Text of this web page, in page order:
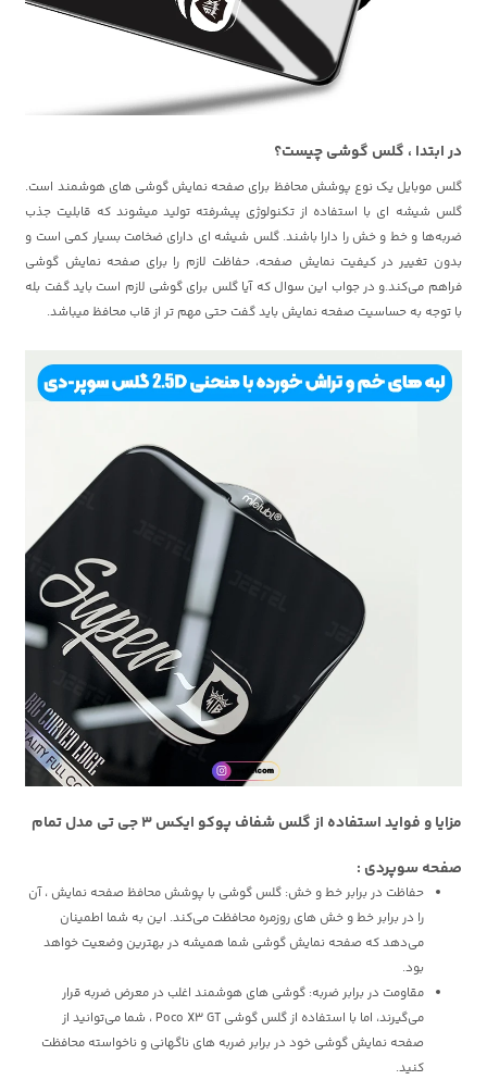
در ابتدا ، گلس گوشی چیست؟
گلس موبایل یک نوع پوشش محافظ برای صفحه نمایش گوشی های هوشمند است.
گلس شیشه ای با استفاده از تکنولوژی پیشرفته تولید میشوند که قابلیت جذب
ضربه‌ها و خط و خش را دارا باشند. گلس شیشه ای دارای ضخامت بسیار کمی است و
بدون تغییر در کیفیت نمایش صفحه، حفاظت لازم را برای صفحه نمایش گوشی
فراهم می‌کند.و در جواب این سوال که آیا گلس برای گوشی لازم است باید گفت بله
با توجه به حساسیت صفحه نمایش باید گفت حتی مهم تر از قاب محافظ میباشد.
مزایا و فواید استفاده از گلس شفاف پوکو ایکس 3 جی تی مدل تمام
صفحه سوپردی :
حفاظت در برابر خط و خش: گلس گوشی با پوشش محافظ صفحه نمایش ، آن
را در برابر خط و خش های روزمره محافظت می‌کند. این به شما اطمینان
می‌دهد که صفحه نمایش گوشی شما همیشه در بهترین وضعیت خواهد
بود.
مقاومت در برابر ضربه: گوشی های هوشمند اغلب در معرض ضربه قرار
می‌گیرند، اما با استفاده از گلس گوشی Poco X3 GT ، شما می‌توانید از
صفحه نمایش گوشی خود در برابر ضربه های ناگهانی و ناخواسته محافظت
کنید.